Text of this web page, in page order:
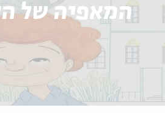
המאפיה של